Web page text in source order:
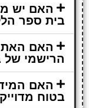
האם יש
בית ספר
האם האתר
הרישמי של
האם
בטוח